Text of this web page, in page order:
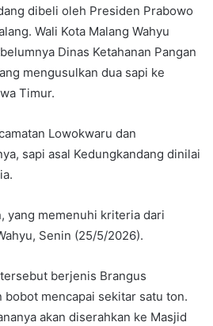
dibeli oleh Presiden Prabowo
Wali Kota Malang Wahyu
Dinas Ketahanan Pangan
mengusulkan dua sapi ke
Timur.
Lowokwaru dan
sapi asal Kedungkandang dinilai
yang memenuhi kriteria dari
Senin (25/5/2026).
berjenis Brangus
bobot mencapai sekitar satu ton.
akan diserahkan ke Masjid